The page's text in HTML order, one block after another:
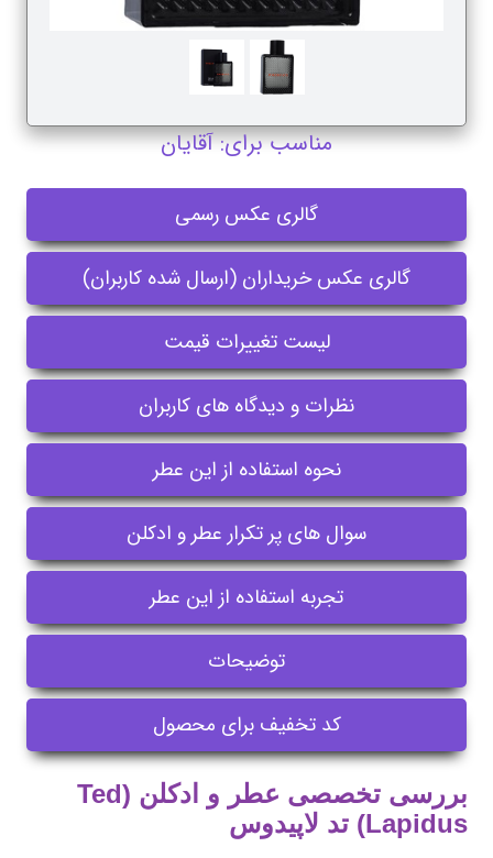
مناسب برای: آقایان
گالری عکس رسمی
گالری عکس خریداران (ارسال شده کاربران)
لیست تغییرات قیمت
نظرات و دیدگاه های کاربران
نحوه استفاده از این عطر
سوال های پر تکرار عطر و ادکلن
تجربه استفاده از این عطر
توضیحات
کد تخفیف برای محصول
بررسی تخصصی عطر و ادکلن (Ted
Lapidus) تد لاپیدوس